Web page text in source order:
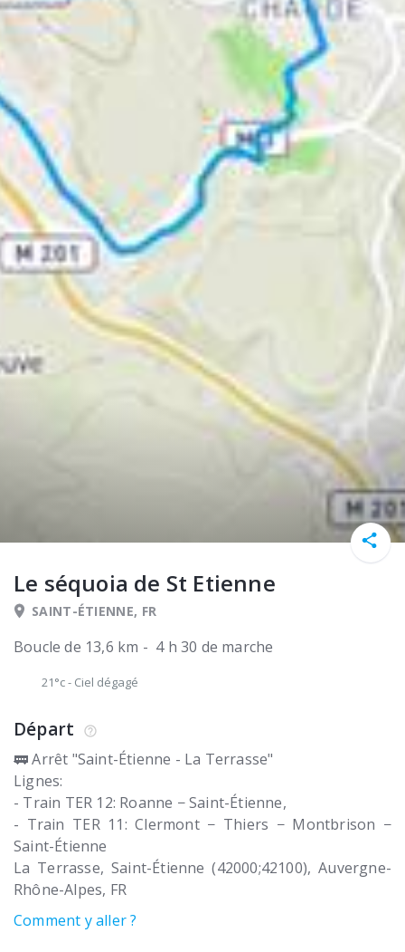
Le séquoia de St Etienne
SAINT-ÉTIENNE, FR
Boucle de 13,6 km - 4 h 30 de marche
21°c- Ciel dégagé
Départ
🚃 Arrêt "Saint-Étienne - La Terrasse"
Lignes:
- Train TER 12: Roanne − Saint-Étienne,
- Train TER 11: Clermont − Thiers − Montbrison −
Saint-Étienne
La Terrasse Saint-Étienne (42000;42100) Auvergne-
Rhône-Alpes FR
Comment y aller ?